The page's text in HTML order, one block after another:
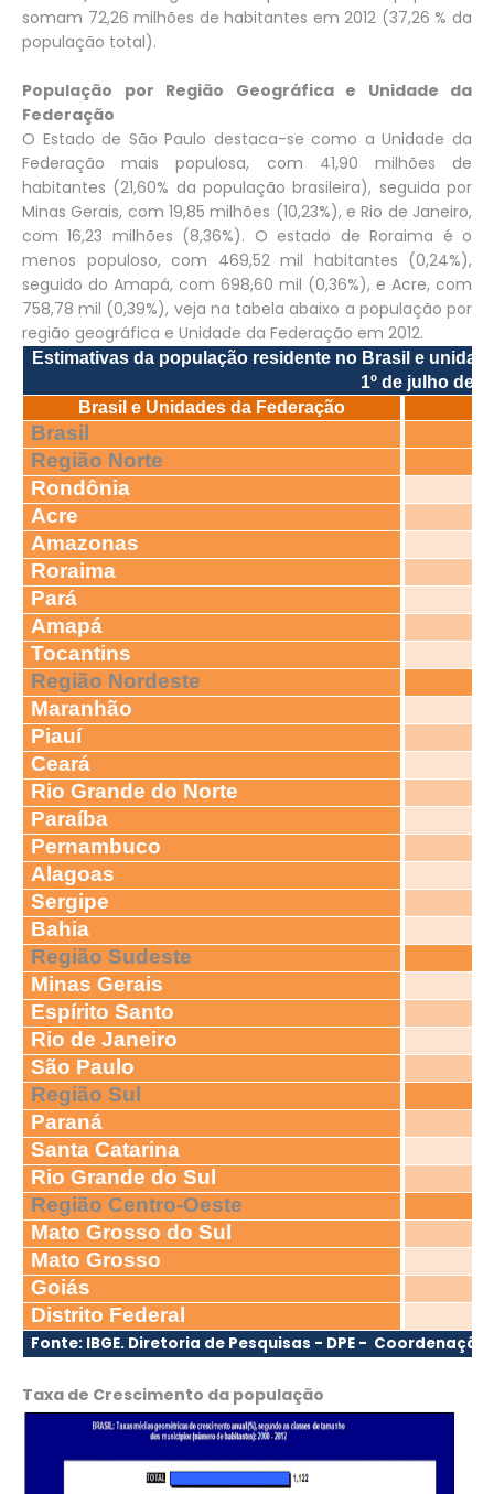
somam 72,26 milhões de habitantes em 2012 (37,26 % da
população total).
População por Região Geográfica e Unidade da
Federação
O Estado de São Paulo destaca-se como a Unidade da
Federação mais populosa, com 41,90 milhões de
habitantes (21,60% da população brasileira), seguida por
Minas Gerais, com 19,85 milhões (10,23%), e Rio de Janeiro,
com 16,23 milhões (8,36%). O estado de Roraima é o
menos populoso, com 469,52 mil habitantes (0,24%),
seguido do Amapá, com 698,60 mil (0,36%), e Acre, com
758,78 mil (0,39%), veja na tabela abaixo a população por
região geográfica e Unidade da Federação em 2012.
Estimativas da população residente no Brasil e
1º de julho de
Brasil e Unidades da Federação
Brasil
Região Norte
Rondônia
Acre
Amazonas
Roraima
Pará
Amapá
Tocantins
Região Nordeste
Maranhão
Piauí
Ceará
Rio Grande do Norte
Paraíba
Pernambuco
Alagoas
Sergipe
Bahia
Região Sudeste
Minas Gerais
Espírito Santo
Rio de Janeiro
São Paulo
Região Sul
Paraná
Santa Catarina
Rio Grande do Sul
Região Centro-Oeste
Mato Grosso do Sul
Mato Grosso
Goiás
Distrito Federal
Fonte: IBGE. Diretoria de Pesquisas - DPE -
Taxa de Crescimento da população